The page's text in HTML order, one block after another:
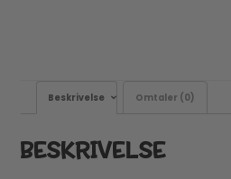
Beskrivelse Omtaler (0)
BESKRIVELSE